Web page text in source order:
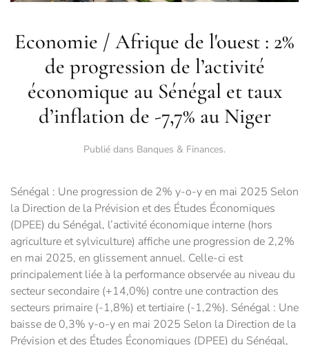
Economie / Afrique de l'ouest : 2%
de progression de l’activité
économique au Sénégal et taux
d’inflation de -7,7% au Niger
Publié dans Banques & Finances.
Sénégal : Une progression de 2% y-o-y en mai 2025 Selon
la Direction de la Prévision et des Études Économiques
(DPEE) du Sénégal, l’activité économique interne (hors
agriculture et sylviculture) affiche une progression de 2,2%
en mai 2025, en glissement annuel. Celle-ci est
principalement liée à la performance observée au niveau du
secteur secondaire (+14,0%) contre une contraction des
secteurs primaire (-1,8%) et tertiaire (-1,2%). Sénégal : Une
baisse de 0,3% y-o-y en mai 2025 Selon la Direction de la
Prévision et des Études Économiques (DPEE) du Sénégal,